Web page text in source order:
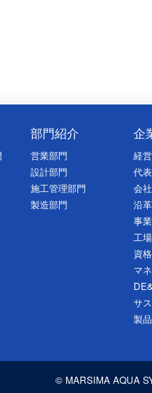
部門紹介
営業部門
設計部門
施工管理部門
製造部門
企
経
代
会
沿革
事
工場
資
マ
サ
製
© MARSIMA AQUA